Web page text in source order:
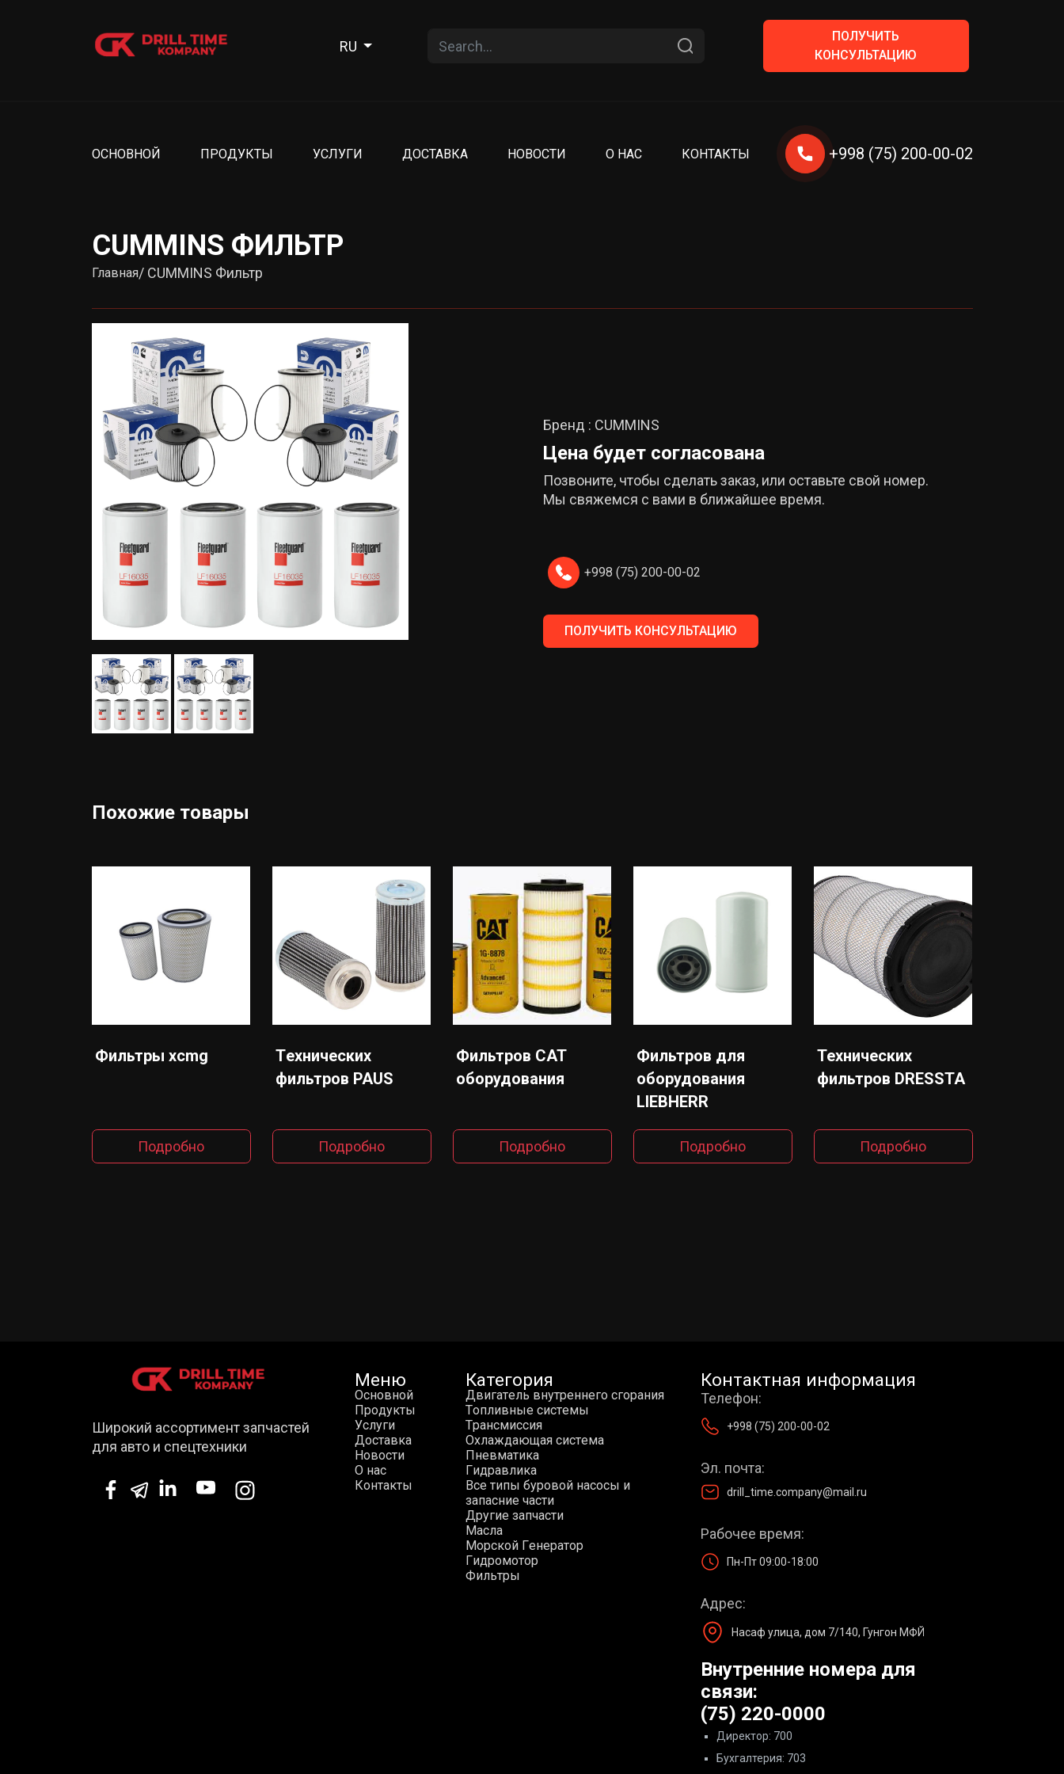
RU
ПОЛУЧИТЬ
КОНСУЛЬТАЦИЮ
ОСНОВНОЙ ПРОДУКТЫ УСЛУГИ ДОСТАВКА НОВОСТИ О НАС КОНТАКТЫ +998 (75) 200-00-02
CUMMINS ФИЛЬТР
Главная/ CUMMINS Фильтр
Бренд : CUMMINS
Цена будет согласована
Позвоните, чтобы сделать заказ, или оставьте свой номер.
Мы свяжемся с вами в ближайшее время.
+998 (75) 200-00-02
ПОЛУЧИТЬ КОНСУЛЬТАЦИЮ
Похожие товары
Фильтры xcmg
Подробно
Tехнических
фильтров PAUS
Подробно
Фильтров CAT
оборудования
Подробно
Фильтров для
оборудования
LIEBHERR
Подробно
Технических
фильтров DRESSTA
Подробно
Широкий ассортимент запчастей
для авто и спецтехники
Меню
Основной
Продукты
Услуги
Доставка
Новости
О нас
Контакты
Категория
Двигатель внутреннего сгорания
Топливные системы
Трансмиссия
Охлаждающая система
Пневматика
Гидравлика
Все типы буровой насосы и
запасние части
Другие запчасти
Масла
Морской Генератор
Гидромотор
Фильтры
Контактная информация
Телефон:
+998 (75) 200-00-02
Эл. почта:
drill_time.company@mail.ru
Рабочее время:
Пн-Пт 09:00-18:00
Адрес:
Насаф улица, дом 7/140, Гунгон МФЙ
Внутренние номера для
связи:
(75) 220-0000
Директор: 700
Бухгалтерия: 703